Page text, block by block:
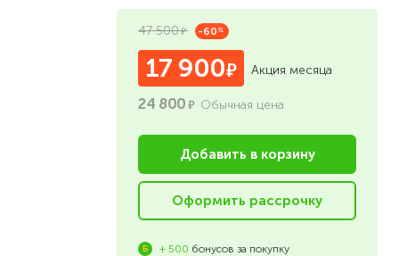
47 500 -60 %
17 900 Акция месяца
24 800 Обычная цена
Добавить в корзину
Оформить рассрочку
+ 500 бонусов за покупку